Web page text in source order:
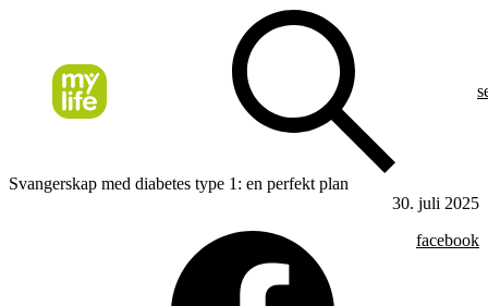
Svangerskap med diabetes type 1: en perfekt plan
30. juli 2025
facebook